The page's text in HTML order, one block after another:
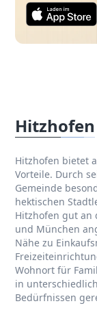
Hitzhofen
Hitzhofen bietet
Vorteile. Durch
Gemeinde
hektischen
Hitzhofen gut an
und München
Nähe zu
Wohnort für
in
Bedürfnissen